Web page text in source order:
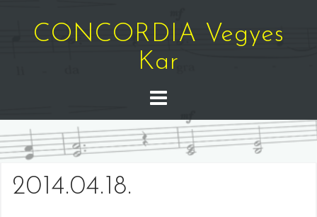
contentCONCORDIA Vegyes
Kar
2014.04.18.